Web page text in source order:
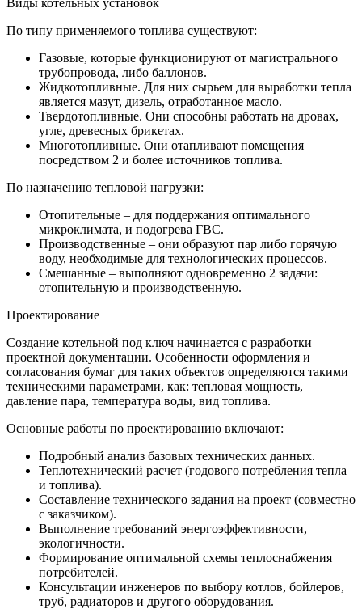
По типу применяемого топлива существуют:
Газовые, которые функционируют от магистрального
трубопровода, либо баллонов.
Жидкотопливные. Для них сырьем для выработки тепла
является мазут, дизель, отработанное масло.
Твердотопливные. Они способны работать на дровах,
угле, древесных брикетах.
Многотопливные. Они отапливают помещения
посредством 2 и более источников топлива.
По назначению тепловой нагрузки:
Отопительные – для поддержания оптимального
микроклимата, и подогрева ГВС.
Производственные – они образуют пар либо горячую
воду, необходимые для технологических процессов.
Смешанные – выполняют одновременно 2 задачи:
отопительную и производственную.
Проектирование
Создание котельной под ключ начинается с разработки
проектной документации. Особенности оформления и
согласования бумаг для таких объектов определяются такими
техническими параметрами, как: тепловая мощность,
давление пара, температура воды, вид топлива.
Основные работы по проектированию включают:
Подробный анализ базовых технических данных.
Теплотехнический расчет (годового потребления тепла
и топлива).
Составление технического задания на проект (совместно
с заказчиком).
Выполнение требований энергоэффективности,
экологичности.
Формирование оптимальной схемы теплоснабжения
потребителей.
Консультации инженеров по выбору котлов, бойлеров,
труб, радиаторов и другого оборудования.